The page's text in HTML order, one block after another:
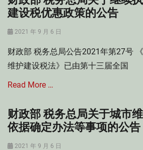
审
件
,
自
贸
易
试
验
贸
易
资
投
资
法
Tags
市
主
困
,
门
建设税优惠政策的公告
Posted
2021 年 9 月 6 日
财政部 税务总局公告2021年第27号
维护建设税法》已由第十三届全国
Read More …
Categories
城
市
维
财政部 税务总局关于城市
依据确定办法等事项的公告
Posted
2021 年 9 月 6 日